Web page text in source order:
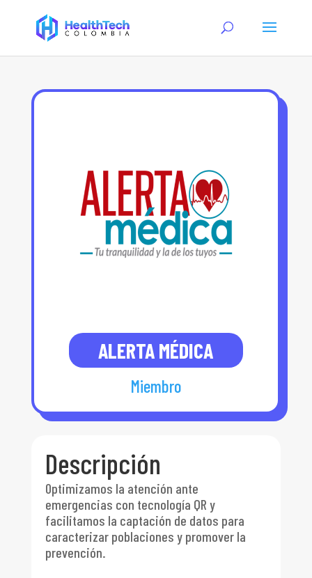
ALERTA MÉDICA
Miembro
Descripción
Optimizamos la atención ante
emergencias con tecnología QR y
facilitamos la captación de datos para
caracterizar poblaciones y promover la
prevención.